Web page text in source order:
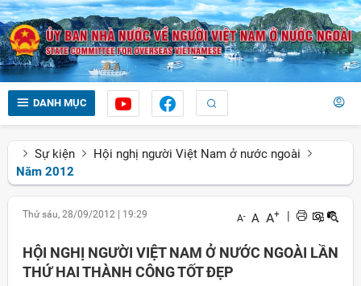
DANH MỤC
Sự kiện
Hội nghị người Việt Nam ở nước ngoài
Năm 2012
Thứ sáu, 28/09/2012 19:29 A- A A+ |
HỘI NGHỊ NGƯỜI VIỆT NAM Ở NƯỚC NGOÀI LẦN
THỨ HAI THÀNH CÔNG TỐT ĐẸP